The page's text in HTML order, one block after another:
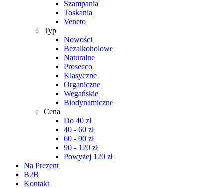
Szampania
Toskania
Veneto
Typ
Nowości
Bezalkoholowe
Naturalne
Prosecco
Klasyczne
Organiczne
Wegańskie
Biodynamiczne
Cena
Do 40 zł
40 - 60 zł
60 - 90 zł
90 - 120 zł
Powyżej 120 zł
Na Prezent
B2B
Kontakt